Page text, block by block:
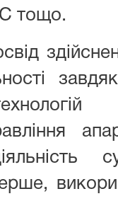
тощо.